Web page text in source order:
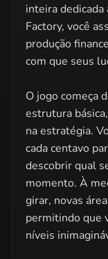
inteira
Factory, você
produção
com que seus
O jogo começa
estrutura
na estratégia.
cada centavo
descobrir qual
momento. À
girar, novas
permitindo que
níveis